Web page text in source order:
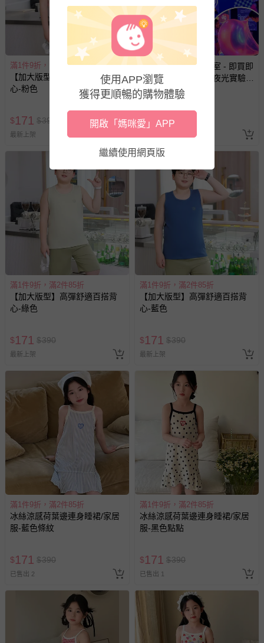
如您收到商品，請依正常流程檢查是否完好，若商品遇瑕疵
情形，您可申請更換新品或退貨，請見：退貨的辦理流程。
若您對於會員帳號、商品訂購與資訊、購物流程、付款方
式、折價券與購物金的使用、退貨及商品運送方式等有疑
問，你可詳見：媽咪愛客服中心。
預購商品：預購為海外同步代購，遇缺貨即會通知媽咪並協
助取消退款事宜。
商品如因「價格、組合」等錯誤原因，導致無法安排出貨，
會主動以簡訊及mail通知訂單取消事宜，並將提供適當補
滿1件9折，滿2件85折
【加大版型】高彈舒適百搭背
心-粉色
$171 $390
最新上架
UNIQUE史萊姆實驗室 - 即買即
用【UNIQUE史萊姆夜光實驗室
@ 台北科教館 】2026/6/11-
8/30 (電子票券，於展期現場憑
訂單編號兌換，逾期作廢) (大
人小孩均一價(3歲以上需購票))
$390 $490
滿1件9折，滿2件85折
【加大版型】高彈舒適百搭背
心-綠色
$171 $390
最新上架
滿1件9折，滿2件85折
【加大版型】高彈舒適百搭背
心-藍色
$171 $390
最新上架
滿1件9折，滿2件85折
冰絲涼感荷葉邊連身睡裙/家居
服-藍色條紋
$171 $390
已售出 2
滿1件9折，滿2件85折
冰絲涼感荷葉邊連身睡裙/家居
服-黑色點點
$171 $390
已售出 1
使用APP瀏覽
獲得更順暢的購物體驗
開啟「媽咪愛」APP
繼續使用網頁版